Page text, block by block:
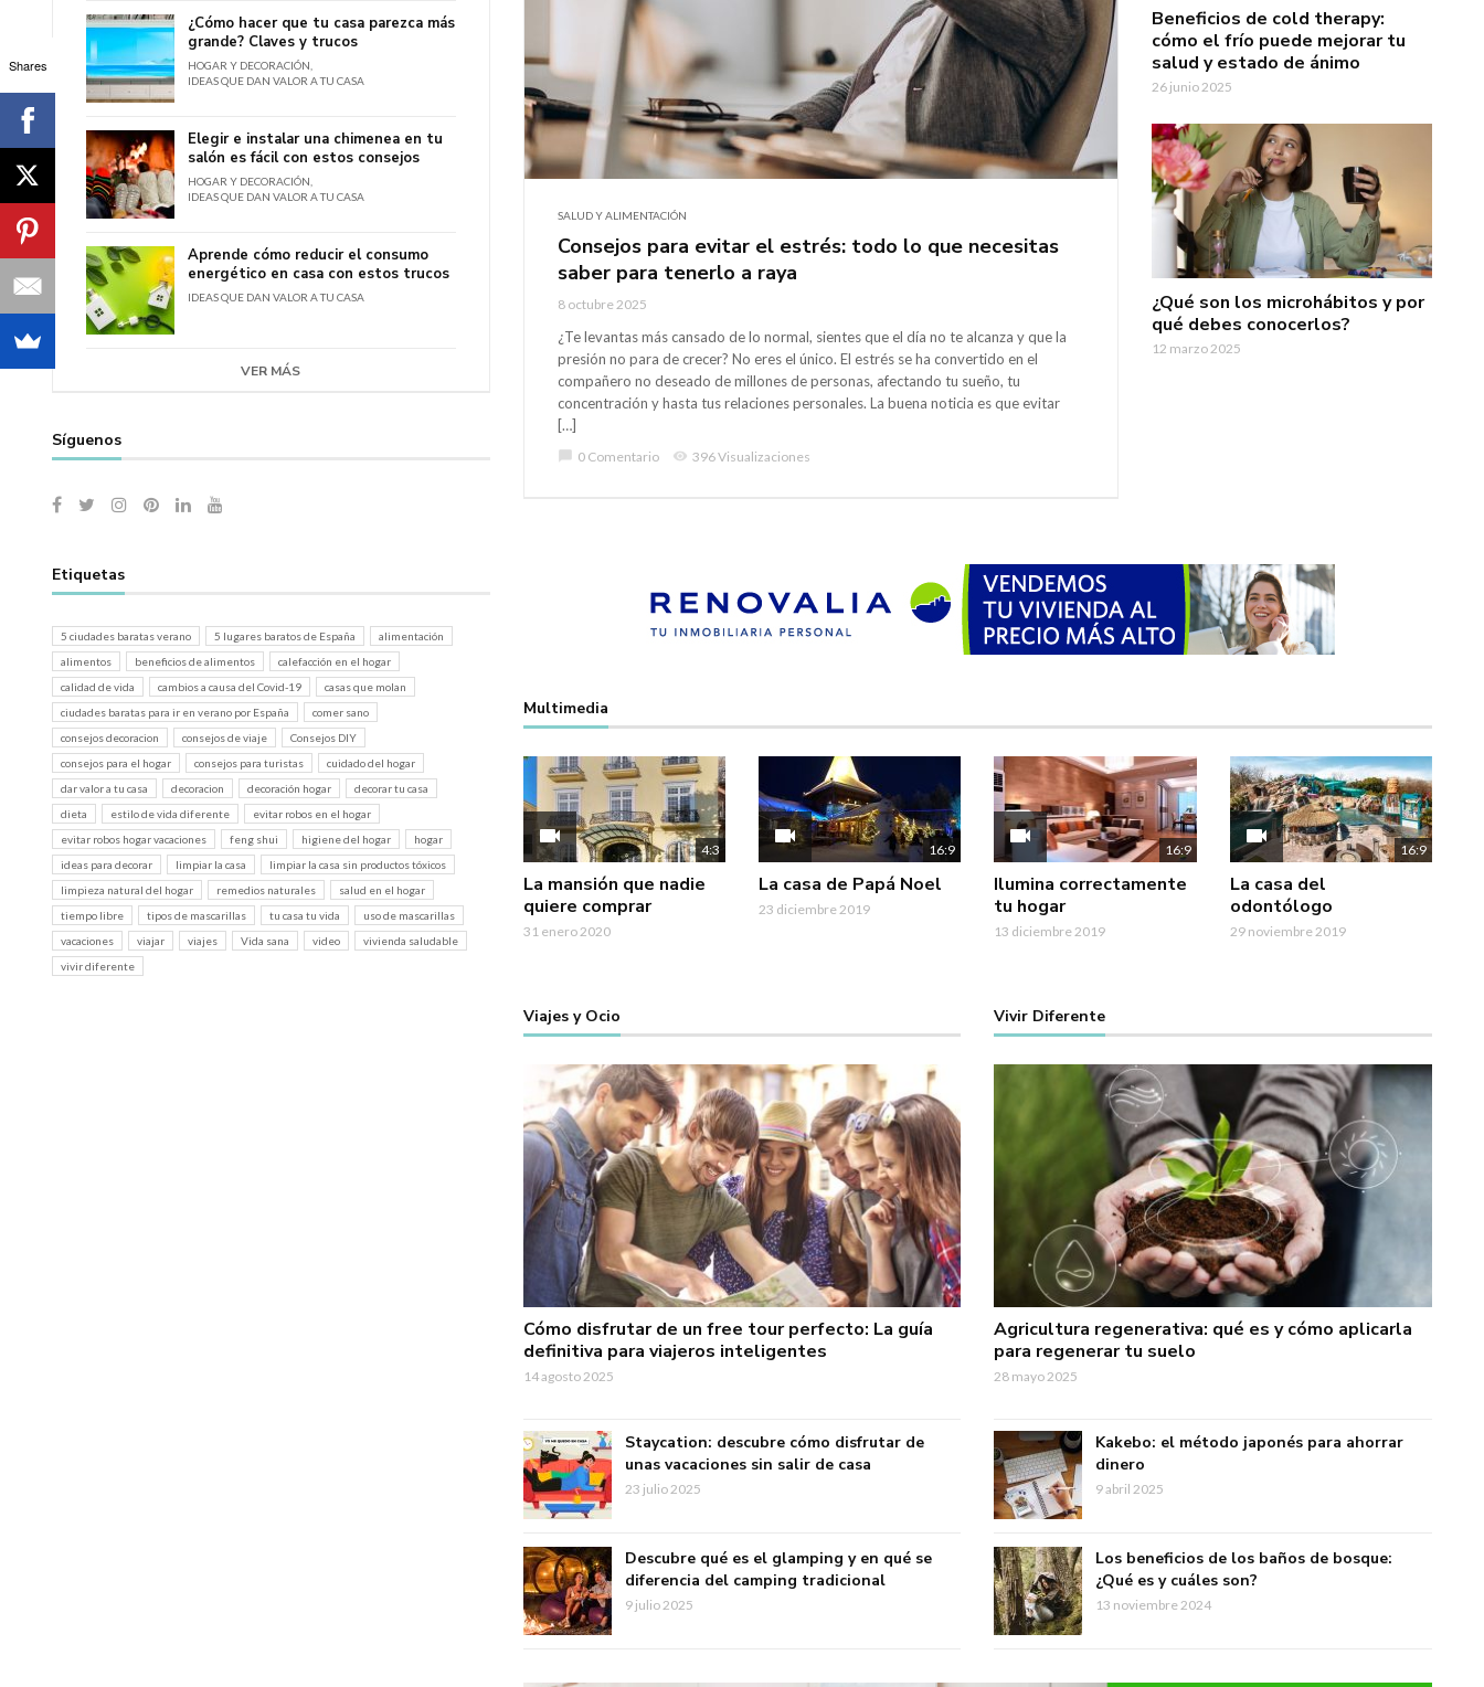
SALUD Y ALIMENTACIÓN
Consejos para evitar el estrés: todo lo que necesitas
saber para tenerlo a raya
8 octubre 2025
¿Te levantas más cansado de lo normal, sientes que el día no te alcanza y que la
presión no para de crecer? No eres el único. El estrés se ha convertido en el
compañero no deseado de millones de personas, afectando tu sueño, tu
concentración y hasta tus relaciones personales. La buena noticia es que evitar
[…]
chat_bubble 0 Comentario visibility 396 Visualizaciones
Beneficios de cold therapy:
cómo el frío puede mejorar tu
salud y estado de ánimo
26 junio 2025
¿Qué son los microhábitos y por
qué debes conocerlos?
12 marzo 2025
Multimedia
videocam
4:3
La mansión que nadie
quiere comprar
31 enero 2020
videocam
16:9
La casa de Papá Noel
23 diciembre 2019
videocam
16:9
Ilumina correctamente
tu hogar
13 diciembre 2019
videocam
16:9
La casa del
odontólogo
29 noviembre 2019
Viajes y Ocio
Cómo disfrutar de un free tour perfecto: La guía
definitiva para viajeros inteligentes
14 agosto 2025
Staycation: descubre cómo disfrutar de
unas vacaciones sin salir de casa
23 julio 2025
Descubre qué es el glamping y en qué se
diferencia del camping tradicional
9 julio 2025
Vivir Diferente
Agricultura regenerativa: qué es y cómo aplicarla
para regenerar tu suelo
28 mayo 2025
Kakebo: el método japonés para ahorrar
dinero
9 abril 2025
Los beneficios de los baños de bosque:
¿Qué es y cuáles son?
13 noviembre 2024
¿Cómo hacer que tu casa parezca más
grande? Claves y trucos
HOGAR Y DECORACIÓN
IDEAS QUE DAN VALOR A TU CASA
Elegir e instalar una chimenea en tu
salón es fácil con estos consejos
HOGAR Y DECORACIÓN
IDEAS QUE DAN VALOR A TU CASA
Aprende cómo reducir el consumo
energético en casa con estos trucos
IDEAS QUE DAN VALOR A TU CASA
VER MÁS
Síguenos
Etiquetas
5 ciudades baratas verano 5 lugares baratos de España
alimentación
alimentos
beneficios de alimentos
calefacción en el hogar
calidad de vida
cambios a causa del Covid-19
casas que molan
ciudades baratas para ir en verano por España
comer sano
consejos decoracion
consejos de viaje
Consejos DIY
consejos para el hogar
consejos para turistas
cuidado del hogar
dar valor a tu casa
decoracion decoración hogar
decorar tu casa
dieta
estilo de vida diferente
evitar robos en el hogar
evitar robos hogar vacaciones
feng shui higiene del hogar
hogar
ideas para decorar
limpiar la casa
limpiar la casa sin productos tóxicos
limpieza natural del hogar
remedios naturales
salud en el hogar
tiempo libre
tipos de mascarillas tu casa tu vida
uso de mascarillas
vacaciones
viajar viajes Vida sana video
vivienda saludable
vivir diferente
Shares